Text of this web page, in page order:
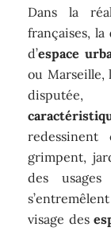
Dans la
françaises, la
d’espace
ou Marseille,
disputée,
redessinent
grimpent,
des
s’entremêlent
visage des